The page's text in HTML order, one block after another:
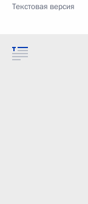
Текстовая версия